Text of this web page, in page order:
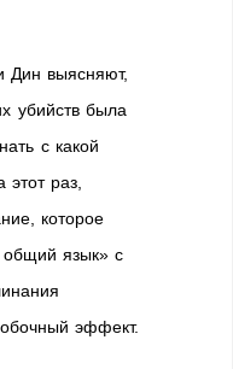
Дин выясняют,
убийств была
с какой
раз,
которое
язык» с
эффект.